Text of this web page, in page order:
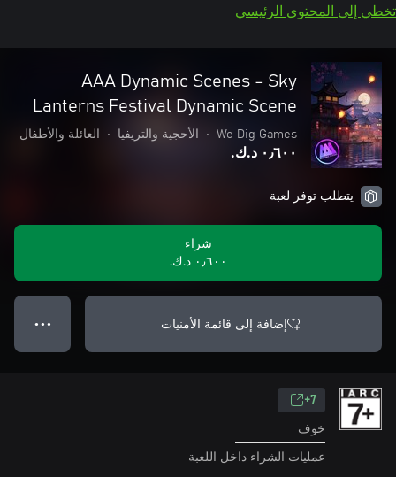
تخطي إلى المحتوى الرئيسي
AAA Dynamic Scenes - Sky
Lanterns Festival Dynamic Scene
We Dig Games
• الأحجية والتريفيا • العائلة والأطفال
٠٫٦٠٠ د.ك.‏
يتطلب توفر لعبة
شراء
٠٫٦٠٠ د.ك.‏
إضافة إلى قائمة الأمنيات ● ● ●
7+
خوف
عمليات الشراء داخل اللعبة